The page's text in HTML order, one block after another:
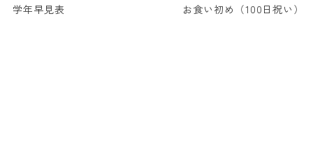
学年早見表 お食い初め（100日祝い）